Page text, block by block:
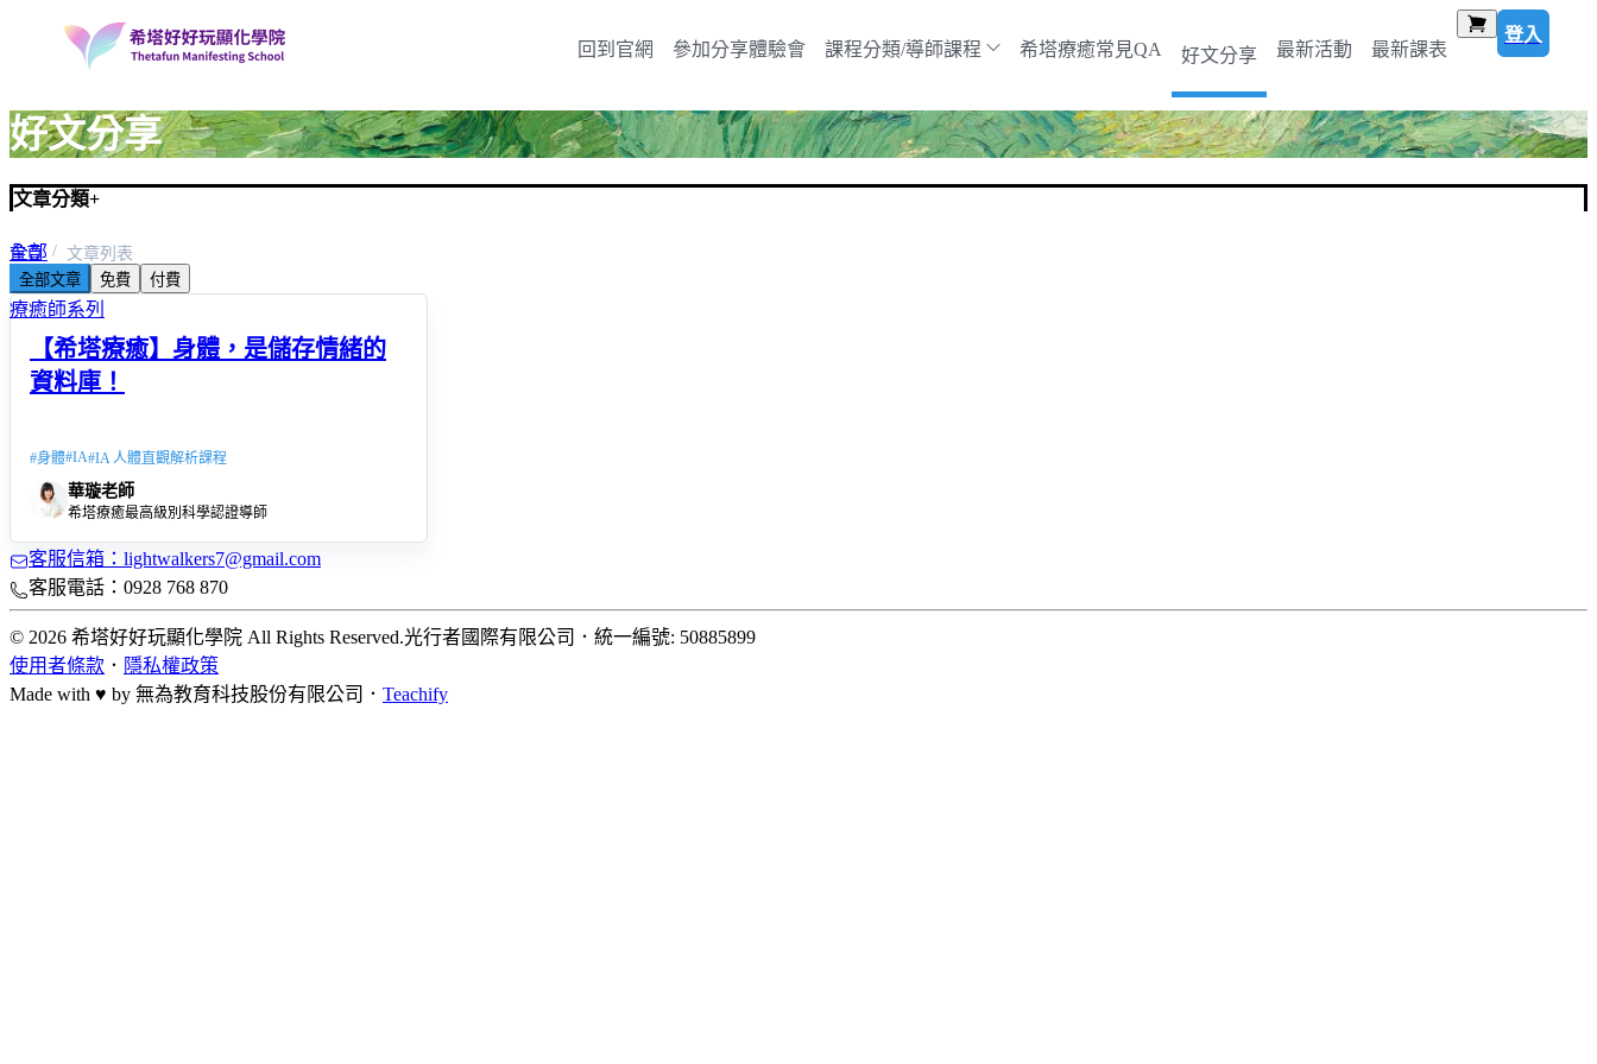
回到官網 參加分享體驗會 課程分類/導師課程 希塔療癒常見QA 好文分享 最新活動 最新課表
登入
好文分享
文章分類+
全部
希塔療癒系列
療癒師系列
首頁
文章列表
全部文章
免費 付費
【希塔療癒】身體，是儲存情緒的
資料庫！
#身體#IA#IA 人體直觀解析課程
華璇老師
希塔療癒最高級別科學認證導師
客服信箱：lightwalkers7@gmail.com
客服電話：0928 768 870
© 2026 希塔好好玩顯化學院 All Rights Reserved.光行者國際有限公司 ． 統一編號: 50885899
使用者條款 ． 隱私權政策
Made with ♥ by 無為教育科技股份有限公司． Teachify